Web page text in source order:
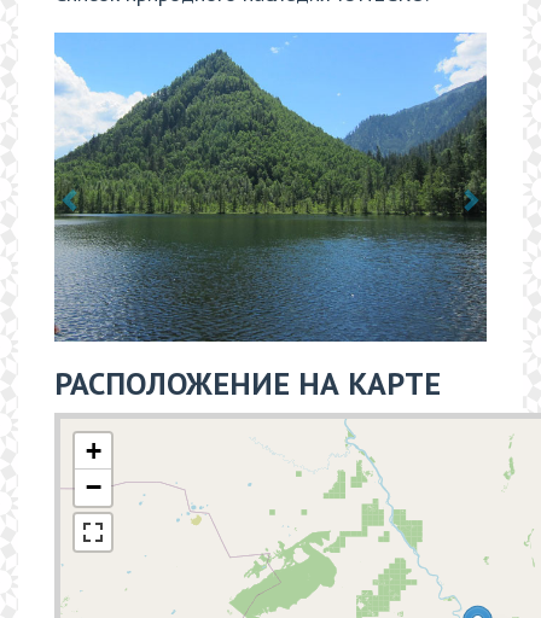
РАСПОЛОЖЕНИЕ НА КАРТЕ
+
−